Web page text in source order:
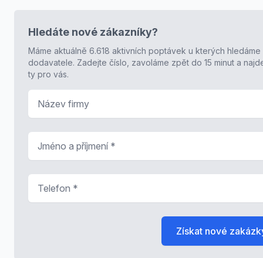
Hledáte nové zákazníky?
Máme aktuálně 6.618 aktivních poptávek u kterých hledáme
dodavatele. Zadejte číslo, zavoláme zpět do 15 minut a
ty pro vás.
Získat nové